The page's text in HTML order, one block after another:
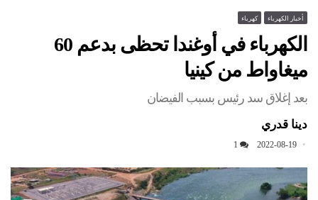
أخبار الكهرباء كهرباء
الكهرباء في أوغندا تحظى بدعم 60
ميغاواط من كينيا
بعد إغلاق سد رئيس بسبب الفيضان
دينا قدري
2022-08-19
1